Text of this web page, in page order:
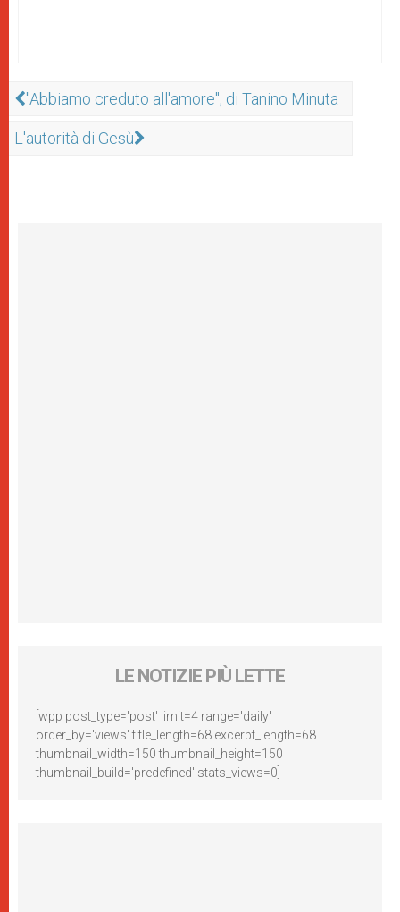
"Abbiamo creduto all'amore", di Tanino Minuta
L'autorità di Gesù
LE NOTIZIE PIÙ LETTE
[wpp post_type='post' limit=4 range='daily'
order_by='views' title_length=68 excerpt_length=68
thumbnail_width=150 thumbnail_height=150
thumbnail_build='predefined' stats_views=0]